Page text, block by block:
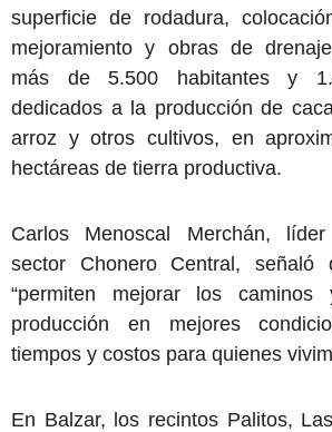
superficie de rodadura,
mejoramiento y obras de
más de 5.500 habitantes y
dedicados a la producción de
arroz y otros cultivos, en
hectáreas de tierra productiva.
Carlos Menoscal Merchán,
sector Chonero Central, señaló
“permiten mejorar los
producción en mejores
tiempos y costos para quienes
En Balzar, los recintos Palitos,